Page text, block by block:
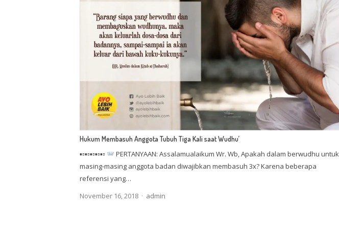
Hukum Membasuh Anggota Tubuh Tiga Kali saat Wudhu’
▪▫▪▫▪▫▪▫▪▫
PERTANYAAN: Assalamualaikum Wr. Wb, Apakah dalam berwudhu untuk
masing-masing anggota badan diwajibkan membasuh 3x? Karena beberapa
referensi yang…
November 16, 2018
Author
admin